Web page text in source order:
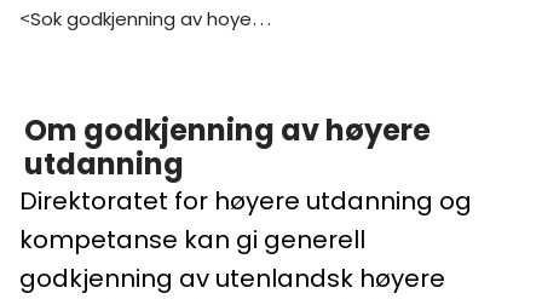
> Sok godkjenning av hoyere utdanning bachelor master ph d
Om godkjenning av høyere
utdanning
Direktoratet for høyere utdanning og
kompetanse kan gi generell
godkjenning av utenlandsk høyere